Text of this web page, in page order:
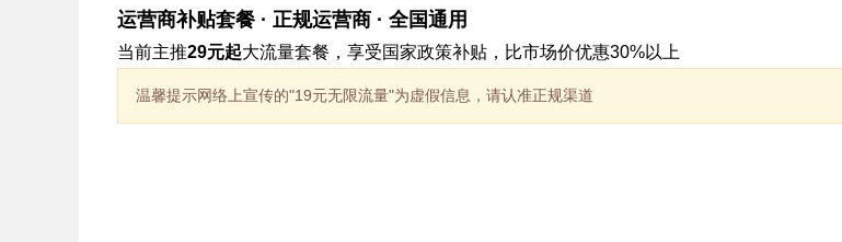
运营商补贴套餐 · 正规运营商 · 全国通用
当前主推29元起大流量套餐，享受国家政策补贴，比市场价优惠30%以上
温馨提示网络上宣传的"19元无限流量"为虚假信息，请认准正规渠道